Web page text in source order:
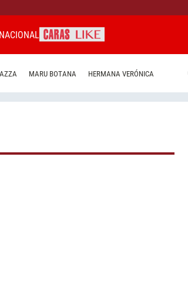
MARU BOTANA HERMANA VERÓNICA